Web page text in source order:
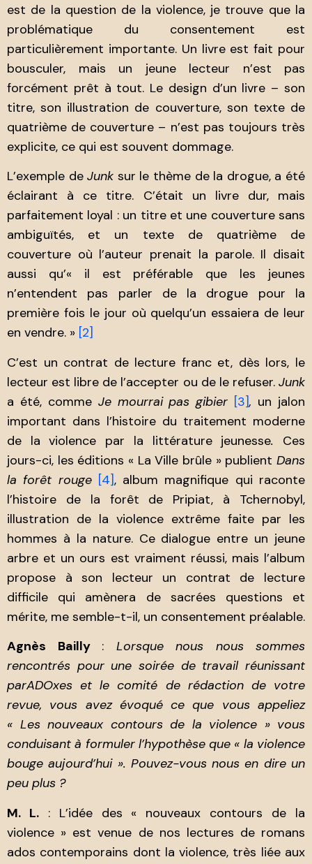
est de la question de la violence, je trouve que la
problématique du consentement est
particulièrement importante. Un livre est fait pour
bousculer, mais un jeune lecteur n’est pas
forcément prêt à tout. Le design d’un livre – son
titre, son illustration de couverture, son texte de
quatrième de couverture – n’est pas toujours très
explicite, ce qui est souvent dommage.
L’exemple deJunk sur le thème de la drogue, a été
éclairant à ce titre. C’était un livre dur, mais
parfaitement loyal : un titre et une couverture sans
ambiguïtés, et un texte de quatrième de
couverture où l’auteur prenait la parole. Il disait
aussi qu’« il est préférable que les jeunes
n’entendent pas parler de la drogue pour la
première fois le jour où quelqu’un essaiera de leur
en vendre. » [2]
C’est un contrat de lecture franc et, dès lors, le
lecteur est libre de l’accepter ou de le refuser. Junk
a été, comme Je mourrai pas gibier [3], un jalon
important dans l’histoire du traitement moderne
de la violence par la littérature jeunesse. Ces
jours-ci, les éditions « La Ville brûle » publient Dans
la forêt rouge [4], album magnifique qui raconte
l’histoire de la forêt de Pripiat, à Tchernobyl,
illustration de la violence extrême faite par les
hommes à la nature. Ce dialogue entre un jeune
arbre et un ours est vraiment réussi, mais l’album
propose à son lecteur un contrat de lecture
difficile qui amènera de sacrées questions et
mérite, me semble-t-il, un consentement préalable.
Agnès Bailly : Lorsque nous nous sommes
rencontrés pour une soirée de travail réunissant
parADOxes et le comité de rédaction de votre
revue, vous avez évoqué ce que vous appeliez
« Les nouveaux contours de la violence »vous
conduisant à formuler l’hypothèse que « la violence
bouge aujourd’hui ». Pouvez-vous nous en dire un
peu plus ?
M. L.: L’idée des « nouveaux contours de la
violence » est venue de nos lectures de romans
ados contemporains dont la violence, très liée aux